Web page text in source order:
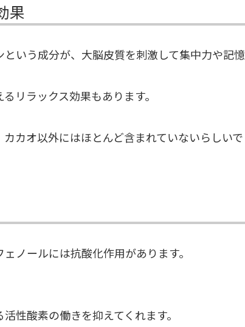
果
いう成分が、大脳皮質を刺激して集中力や記憶
リラックス効果もあります。
カオ以外にはほとんど含まれていないらしいで
ノールには抗酸化作用があります。
性酸素の働きを抑えてくれます。